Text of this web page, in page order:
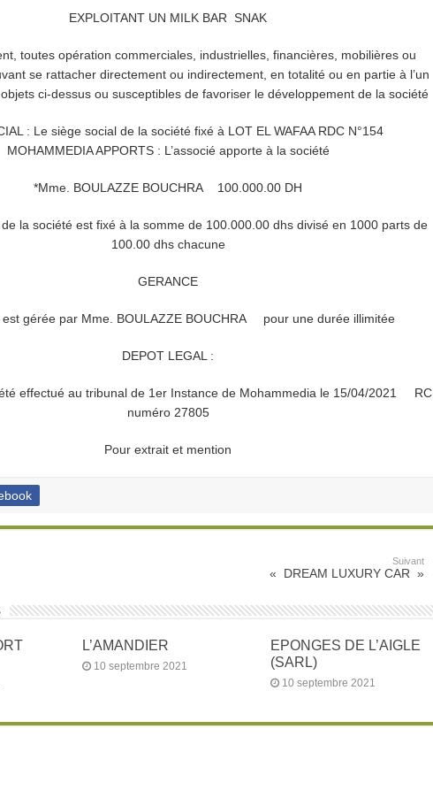
EXPLOITANT UN MILK BAR SNAK
toutes opération commerciales, industrielles, financières, mobilières ou
se rattacher directement ou indirectement, en totalité ou en partie à l’un
ci-dessus ou susceptibles de favoriser le développement de la société
: Le siège social de la société fixé à LOT EL WAFAA RDC N°154
MOHAMMEDIA APPORTS : L’associé apporte à la société
*Mme. BOULAZZE BOUCHRA 100.000.00 DH
la société est fixé à la somme de 100.000.00 dhs divisé en 1000 parts de
100.00 dhs chacune
GERANCE
est gérée par Mme. BOULAZZE BOUCHRA pour une durée illimitée
DEPOT LEGAL :
effectué au tribunal de 1er Instance de Mohammedia le 15/04/2021 RC
numéro 27805
Pour extrait et mention
Suivant
« DREAM LUXURY CAR »
L’AMANDIER
10 septembre 2021
EPONGES DE L’AIGLE
(SARL)
10 septembre 2021